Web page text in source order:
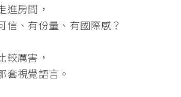
進房間，
信、有份量、有國際感？
較厲害，
套視覺語言。